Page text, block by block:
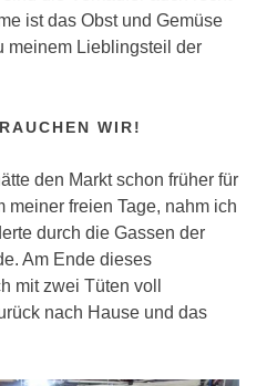
ist das Obst und Gemüse
meinem Lieblingsteil der
WIR!
den Markt schon früher für
meiner freien Tage, nahm ich
durch die Gassen der
Am Ende dieses
mit zwei Tüten voll
nach Hause und das